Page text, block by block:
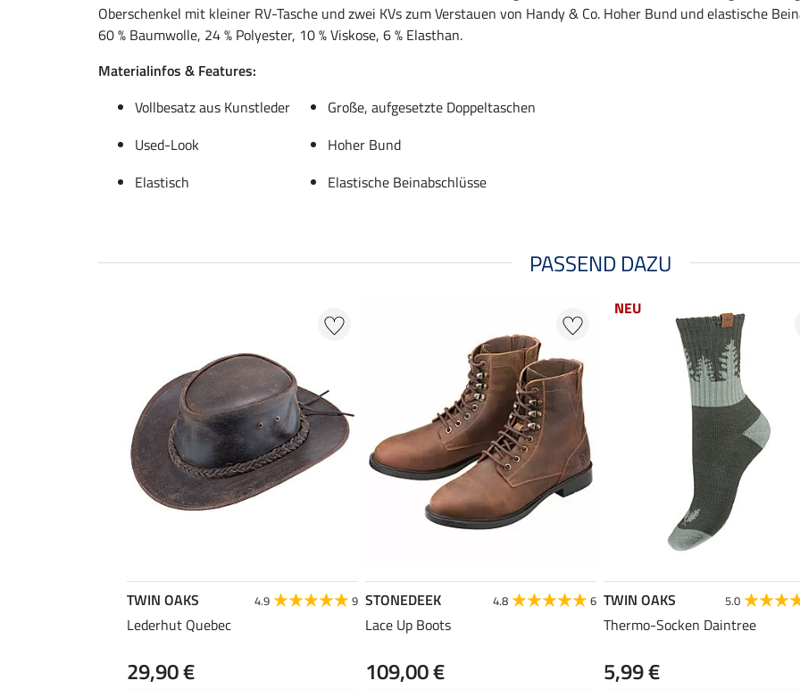
Oberschenkel mit kleiner RV-Tasche und zwei KVs zum Verstauen von Handy & Co. Hoher Bund und elastische
60 % Baumwolle, 24 % Polyester, 10 % Viskose, 6 % Elasthan.
Materialinfos & Features:
Vollbesatz aus Kunstleder
Große, aufgesetzte Doppeltaschen
Used-Look
Hoher Bund
Elastisch
Elastische Beinabschlüsse
PASSEND DAZU
TWIN OAKS 4.9 9
Lederhut Quebec
29,90 €
STONEDEEK 4.8 6
Lace Up Boots
109,00 €
NEU
TWIN OAKS 5.0
Thermo-Socken Daintree
5,99 €